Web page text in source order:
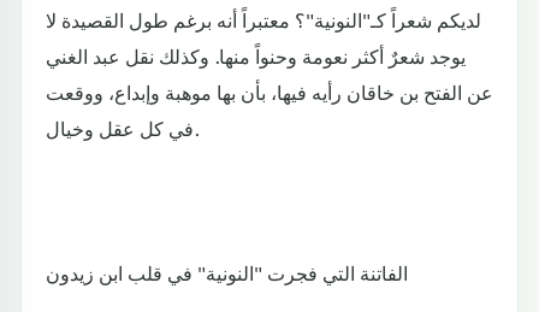
لديكم شعراً كـ"النونية"؟ معتبراً أنه برغم طول القصيدة لا
يوجد شعرٌ أكثر نعومة وحنواً منها. وكذلك نقل عبد الغني
عن الفتح بن خاقان رأيه فيها، بأن بها موهبة وإبداع، ووقعت
في كل عقل وخيال.
الفاتنة التي فجرت "النونية" في قلب ابن زيدون